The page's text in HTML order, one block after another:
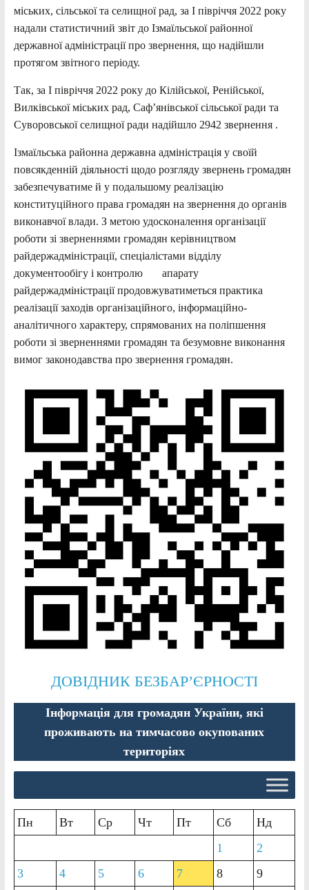
міських, сільської та селищної рад, за І півріччя 2022 року
надали статистичний звіт до Ізмаїльської районної
державної адміністрації про звернення, що надійшли
протягом звітного періоду.
Так, за І півріччя 2022 року до Кілійської, Ренійської,
Вилківської міських рад, Саф’янівської сільської ради та
Суворовської селищної ради надійшло 2942 звернення .
Ізмаїльська районна державна адміністрація у своїй
повсякденній діяльності щодо розгляду звернень громадян
забезпечуватиме й у подальшому реалізацію
конституційного права громадян на звернення до органів
виконавчої влади. З метою удосконалення організації
роботи зі зверненнями громадян керівництвом
райдержадміністрації, спеціалістами відділу
документообігу і контролю апарату
райдержадміністрації продовжуватиметься практика
реалізації заходів організаційного, інформаційно-
аналітичного характеру, спрямованих на поліпшення
роботи зі зверненнями громадян та безумовне виконання
вимог законодавства про звернення громадян.
ДОВІДНИК БЕЗБАР’ЄРНОСТІ
Інформація для громадян України, які
проживають на тимчасово окупованих
територіях
Пн Вт Ср Чт Пт Сб
Нд
1
2
3
4 5 6 7 8
9